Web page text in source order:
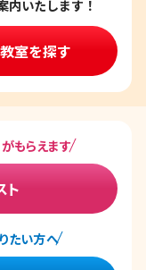
内いたします！
室を探す
もらえます
ト
たい方へ